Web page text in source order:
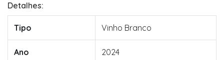
Detalhes:
Tipo Vinho Branco
Ano 2024